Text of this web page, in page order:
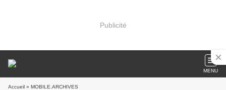
Publicité
MENU
Accueil » MOBILE.ARCHIVES